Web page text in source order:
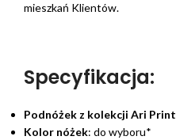
mieszkań Klientów.
Specyfikacja:
Podnóżekz kolekcji Ari Print
Kolor nóżek: do wyboru*